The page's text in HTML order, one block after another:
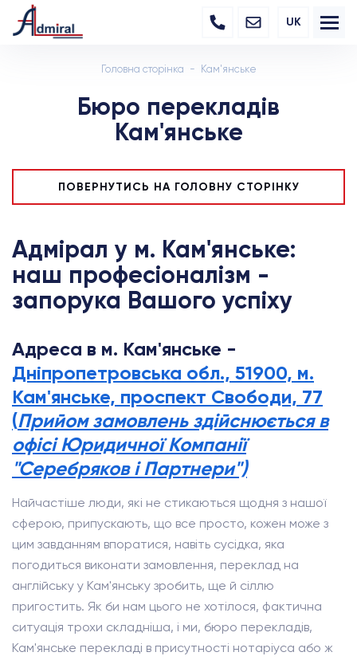
UK
Головна сторінка Кам'янське
Бюро перекладів
Кам'янське
ПОВЕРНУТИСЬ НА ГОЛОВНУ СТОРІНКУ
Адмірал у м. Кам'янське:
наш професіоналізм -
запорука Вашого успіху
Адреса в м. Кам'янське -
Дніпропетровська обл., 51900, м.
Кам'янське, проспект Свободи, 77
(Прийом замовлень здійснюється в
офісі Юридичної Компанії
"Серебряков і Партнери")
Найчастіше люди, які не стикаються щодня з нашої
сферою, припускають, що все просто, кожен може з
цим завданням впоратися, навіть сусідка, яка
погодиться виконати замовлення, переклад на
англійську у Кам'янську зробить, ще й сіллю
пригостить. Як би нам цього не хотілося, фактична
ситуація трохи складніша, і ми, бюро перекладів,
Кам'янське перекладі в присутності нотаріуса або ж